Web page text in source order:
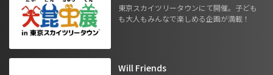
東京スカイツリータウンにて開催。子ども
も大人もみんなで楽しめる企画が満載！
Will Friends